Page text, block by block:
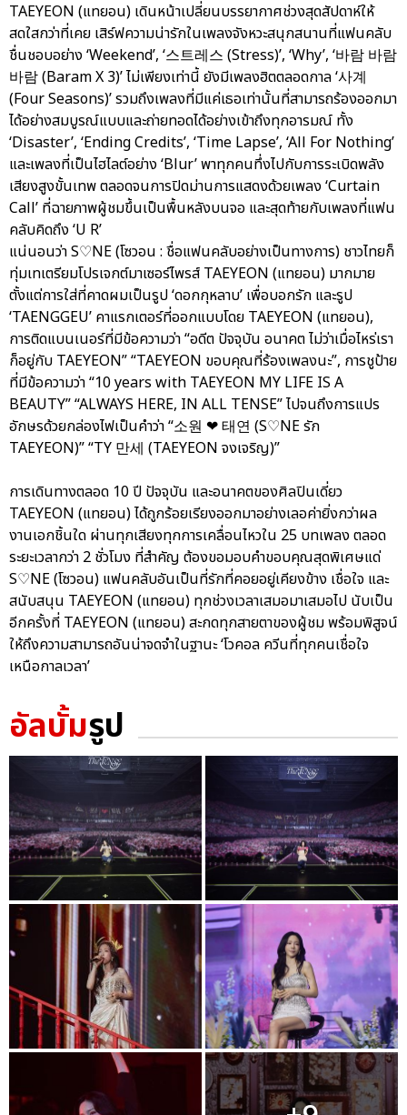
TAEYEON (แทยอน) เดินหน้าเปลี่ยนบรรยากาศช่วงสุดสัปดาห์ให้
สดใสกว่าที่เคย เสิร์ฟความน่ารักในเพลงจังหวะสนุกสนานที่แฟนคลับ
ชื่นชอบอย่าง ‘Weekend’, ‘스트레스 (Stress)’, ‘Why’, ‘바람 바람
바람 (Baram X 3)’ ไม่เพียงเท่านี้ ยังมีเพลงฮิตตลอดกาล ‘사계
(Four Seasons)’ รวมถึงเพลงที่มีแค่เธอเท่านั้นที่สามารถร้องออกมา
ได้อย่างสมบูรณ์แบบและถ่ายทอดได้อย่างเข้าถึงทุกอารมณ์ ทั้ง
‘Disaster’, ‘Ending Credits’, ‘Time Lapse’, ‘All For Nothing’
และเพลงที่เป็นไฮไลต์อย่าง ‘Blur’ พาทุกคนทึ่งไปกับการระเบิดพลัง
เสียงสูงขั้นเทพ ตลอดจนการปิดม่านการแสดงด้วยเพลง ‘Curtain
Call’ ที่ฉายภาพผู้ชมขึ้นเป็นพื้นหลังบนจอ และสุดท้ายกับเพลงที่แฟน
คลับคิดถึง ‘U R’
แน่นอนว่า S♡NE (โซวอน : ชื่อแฟนคลับอย่างเป็นทางการ) ชาวไทยก็
ทุ่มเทเตรียมโปรเจกต์มาเซอร์ไพรส์ TAEYEON (แทยอน) มากมาย
ตั้งแต่การใส่ที่คาดผมเป็นรูป ‘ดอกกุหลาบ’ เพื่อบอกรัก และรูป
‘TAENGGEU’ คาแรกเตอร์ที่ออกแบบโดย TAEYEON (แทยอน),
การติดแบนเนอร์ที่มีข้อความว่า “อดีต ปัจจุบัน อนาคต ไม่ว่าเมื่อไหร่เรา
ก็อยู่กับ TAEYEON” “TAEYEON ขอบคุณที่ร้องเพลงนะ”, การชูป้าย
ที่มีข้อความว่า “10 years with TAEYEON MY LIFE IS A
BEAUTY” “ALWAYS HERE, IN ALL TENSE” ไปจนถึงการแปร
อักษรด้วยกล่องไฟเป็นคำว่า “소원 ❤ 태연 (S♡NE รัก
TAEYEON)” “TY 만세 (TAEYEON จงเจริญ)”
การเดินทางตลอด 10 ปี ปัจจุบัน และอนาคตของศิลปินเดี่ยว
TAEYEON (แทยอน) ได้ถูกร้อยเรียงออกมาอย่างเลอค่ายิ่งกว่าผล
งานเอกชิ้นใด ผ่านทุกเสียงทุกการเคลื่อนไหวใน 25 บทเพลง ตลอด
ระยะเวลากว่า 2 ชั่วโมง ที่สำคัญ ต้องขอมอบคำขอบคุณสุดพิเศษแด่
S♡NE (โซวอน) แฟนคลับอันเป็นที่รักที่คอยอยู่เคียงข้าง เชื่อใจ และ
สนับสนุน TAEYEON (แทยอน) ทุกช่วงเวลาเสมอมาเสมอไป นับเป็น
อีกครั้งที่ TAEYEON (แทยอน) สะกดทุกสายตาของผู้ชม พร้อมพิสูจน์
ให้ถึงความสามารถอันน่าจดจำในฐานะ ‘โวคอล ควีนที่ทุกคนเชื่อใจ
เหนือกาลเวลา’
อัลบั้มรูป